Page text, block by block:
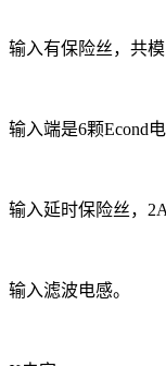
输入有保险丝，共
输入端是6颗Econd
输入延时保险丝，2A
输入滤波电感。